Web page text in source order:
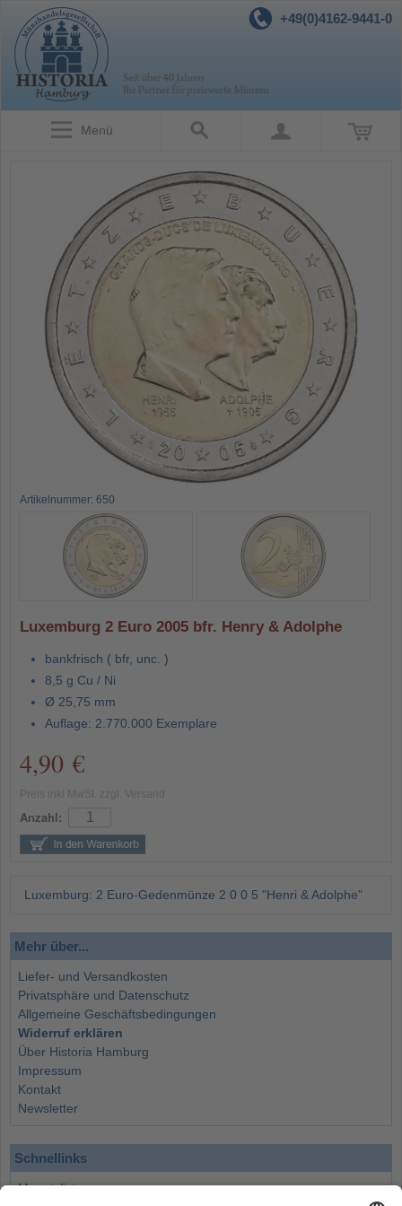
+49(0)4162-9441-0
Menü
Artikelnummer: 650
Luxemburg 2 Euro 2005 bfr. Henry & Adolphe
bankfrisch ( bfr, unc. )
8,5 g Cu / Ni
Ø 25,75 mm
Auflage: 2.770.000 Exemplare
4,90 €
Anzahl:
Luxemburg: 2 Euro-Gedenmünze 2 0 0 5 "Henri & Adolphe"
Mehr über...
Liefer- und Versandkosten
Privatsphäre und Datenschutz
Allgemeine Geschäftsbedingungen
Widerruf erklären
Über Historia Hamburg
Impressum
Kontakt
Newsletter
Schnellinks
Monatsliste